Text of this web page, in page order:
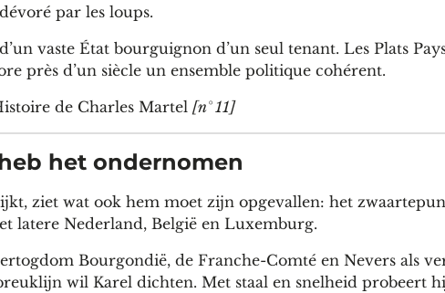
par les loups.
vaste État bourguignon d’un seul tenant. Les Plats
près d’un siècle un ensemble politique cohérent.
de Charles Martel [n° 11]
het ondernomen
ziet wat ook hem moet zijn opgevallen: het
latere Nederland, België en Luxemburg.
Bourgondië, de Franche-Comté en Nevers als
wil Karel dichten. Met staal en snelheid probeert